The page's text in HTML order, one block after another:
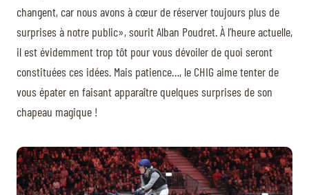
changent, car nous avons à cœur de réserver toujours plus de
surprises à notre public», sourit Alban Poudret. À l’heure actuelle,
il est évidemment trop tôt pour vous dévoiler de quoi seront
constituées ces idées. Mais patience…, le CHIG aime tenter de
vous épater en faisant apparaître quelques surprises de son
chapeau magique !